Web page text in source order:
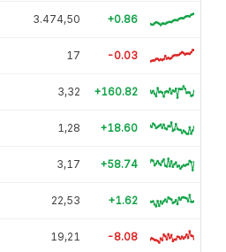
3.474,50 +0.86
17 -0.03
3,32 +160.82
1,28 +18.60
3,17 +58.74
22,53 +1.62
19,21 -8.08